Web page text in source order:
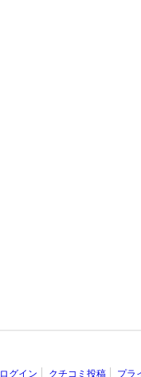
ログイン クチコミ投稿 プラ